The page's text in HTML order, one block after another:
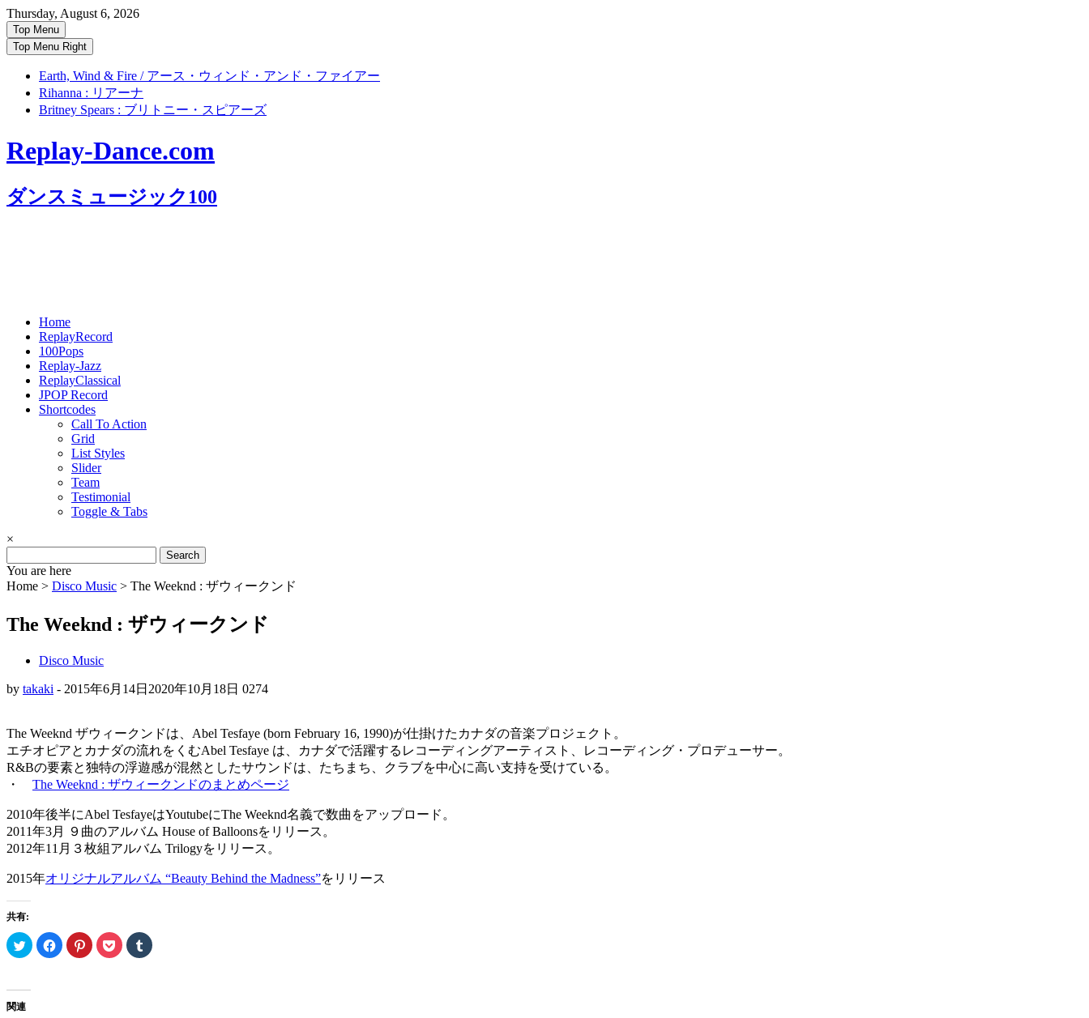
Skip
to
content
Thursday, August 6, 2026
Top Menu
Top Menu Right
Earth, Wind & Fire / アース・ウィンド・アンド・ファイアー
Rihanna : リアーナ
Britney Spears : ブリトニー・スピアーズ
Replay-Dance.com
ダンスミュージック100
Home
ReplayRecord
100Pops
Replay-Jazz
ReplayClassical
JPOP Record
Shortcodes
Call To Action
Grid
List Styles
Slider
Team
Testimonial
Toggle & Tabs
×
for:
You are here
Home > Disco Music > The Weeknd : ザウィークンド
The Weeknd : ザウィークンド
Disco Music
by takaki - 2015年6月14日 2020年10月18日 0274
The Weeknd ザウィークンドは、Abel Tesfaye (born February 16, 1990)が仕掛けたカナダの音楽プロジェクト。
エチオピアとカナダの流れをくむAbel Tesfaye は、カナダで活躍するレコーディングアーティスト、レコーディング・プロデューサー。
R&Bの要素と独特の浮遊感が混然としたサウンドは、たちまち、クラブを中心に高い支持を受けている。
・ The Weeknd : ザウィークンドのまとめページ
2010年後半にAbel TesfayeはYoutubeにThe Weeknd名義で数曲をアップロード。
2011年3月 ９曲のアルバム House of Balloonsをリリース。
2012年11月３枚組アルバム Trilogyをリリース。
2015年オリジナルアルバム “Beauty Behind the Madness”をリリース
共有:
ク
リ
て
Facebook
で
ク
リ
ク
リ
ク
リ
関連